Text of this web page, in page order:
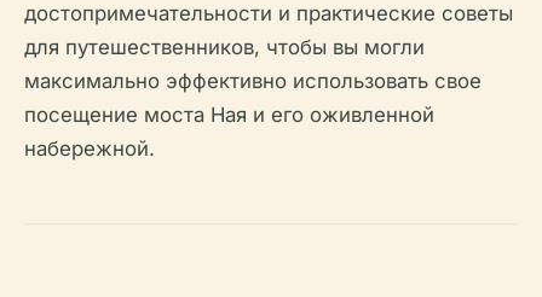
достопримечательности и практические советы
для путешественников, чтобы вы могли
максимально эффективно использовать свое
посещение моста Ная и его оживленной
набережной.